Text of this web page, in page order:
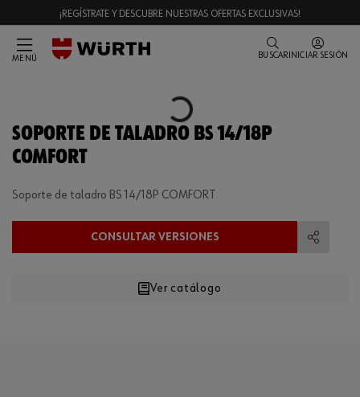
¡REGÍSTRATE Y DESCUBRE NUESTRAS OFERTAS EXCLUSIVAS!
MENÚ BUSCAR INICIAR SESIÓN
Loading...
SOPORTE DE TALADRO BS 14/18P
COMFORT
Soporte de taladro BS 14/18P COMFORT
CONSULTAR VERSIONES
Ver catálogo